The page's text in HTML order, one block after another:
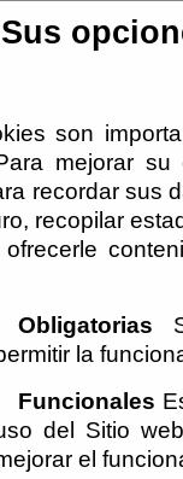
Sus
son
mejorar su
recordar sus
recopilar
Obligatorias
la
Funcionales
del Sitio
el
Información
- EIEL en Cuevas de
en Sorbas